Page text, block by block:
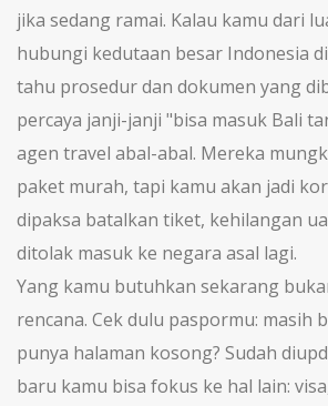
jika sedang ramai. Kalau kamu dari
hubungi kedutaan besar Indonesia
tahu prosedur dan dokumen yang
percaya janji-janji "bisa masuk Bali
agen travel abal-abal. Mereka
paket murah, tapi kamu akan jadi
dipaksa batalkan tiket, kehilangan
ditolak masuk ke negara asal lagi.
Yang kamu butuhkan sekarang
rencana. Cek dulu paspormu: masih
punya halaman kosong? Sudah
baru kamu bisa fokus ke hal lain: